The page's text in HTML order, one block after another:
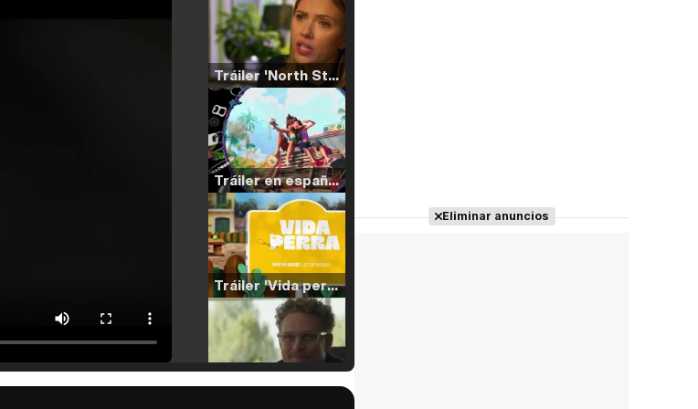
Tráiler 'North Star' (2023)
Tráiler en español de 'La isla olvidada'
Tráiler 'Vida perra' (2026)
Tráiler Oficial en VOSE 'The Audacity'
Eliminar anuncios